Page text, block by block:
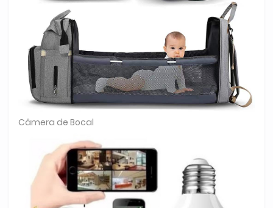
Câmera de Bocal